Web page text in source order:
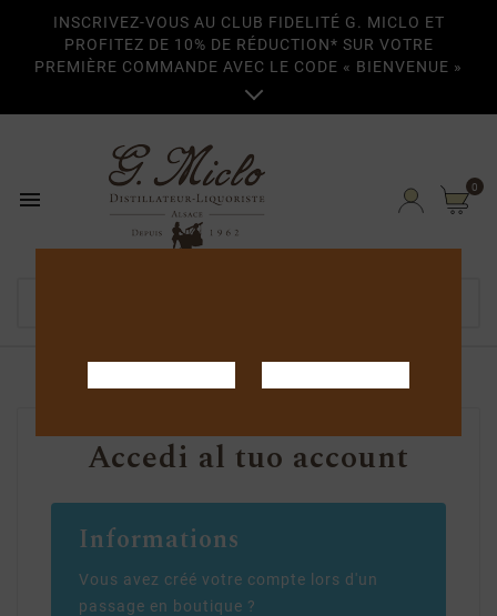

INSCRIVEZ-VOUS AU CLUB FIDELITÉ G. MICLO ET
PROFITEZ DE 10% DE RÉDUCTION* SUR VOTRE
PREMIÈRE COMMANDE AVEC LE CODE « BIENVENUE »
 0
Accedi al tuo account
Informations
Vous avez créé votre compte lors d'un
passage en boutique ?